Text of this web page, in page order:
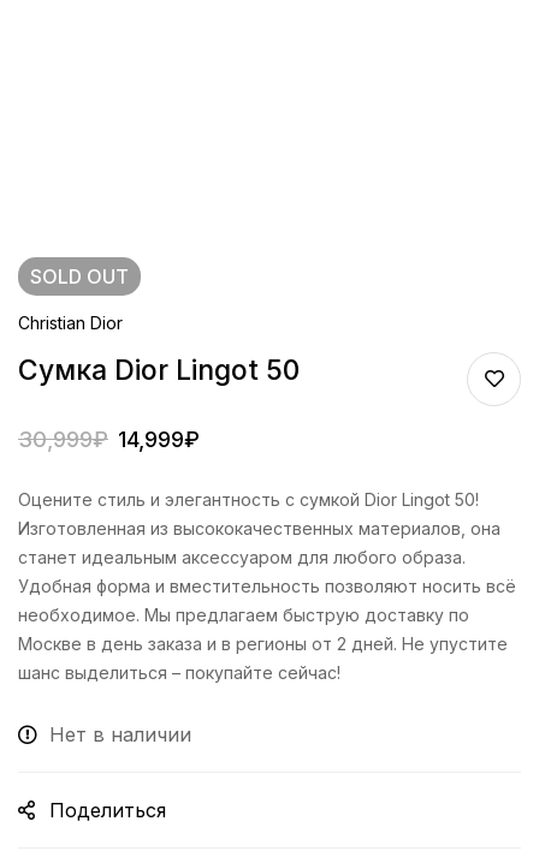
SOLD OUT
Christian Dior
Сумка Dior Lingot 50
30,999₽ 14,999₽
Оцените стиль и элегантность с сумкой Dior Lingot 50!
Изготовленная из высококачественных материалов, она
станет идеальным аксессуаром для любого образа.
Удобная форма и вместительность позволяют носить всё
необходимое. Мы предлагаем быструю доставку по
Москве в день заказа и в регионы от 2 дней. Не упустите
шанс выделиться – покупайте сейчас!
Нет в наличии
Поделиться